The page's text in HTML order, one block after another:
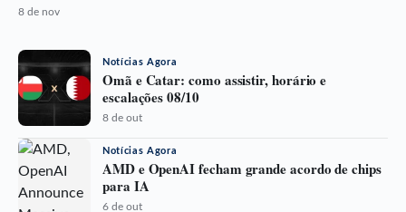
8 de nov
Notícias Agora
Omã e Catar: como assistir, horário e
escalações 08/10
8 de out
Notícias Agora
AMD e OpenAI fecham grande acordo de chips
para IA
6 de out